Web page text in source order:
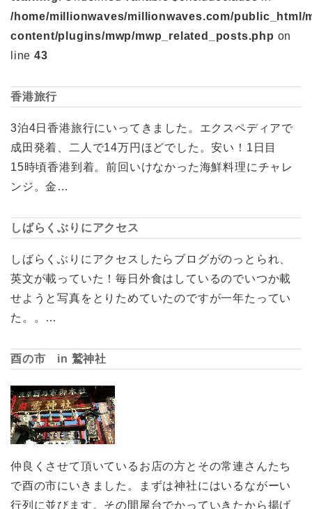
/home/millionwaves/millionwaves.com/public_html/
content/plugins/mwp/mwp_related_posts.php on
line 43
香港旅行
3泊4日香港旅行にいってきました。エクスペディアで
成田発着、二人で14万円ほどでした。安い！1日目
15時頃香港到着。前回いけなかった海鮮料理にチャレ
ンジ。金…
しばらくぶりにアクセス
しばらくぶりにアクセスしたらブログがのっとられ、
英文が載っていた！毎日外食はしているのでいつか載
せようと写真をとりためていたのですが一年たってい
た。。…
酉の市 in 鷲神社
仲良くさせて頂いているお店の方とその常連さんたち
で酉の市にいきました。まずは神社にはいるながーい
行列に並びます。その間屋台でかっていきたから揚げ